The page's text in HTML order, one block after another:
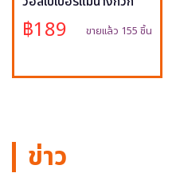
฿189 ขายแล้ว 155 ชิ้น
ข่าว